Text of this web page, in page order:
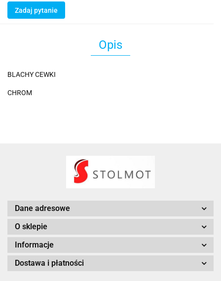
Zadaj pytanie
Opis
BLACHY CEWKI
CHROM
Dane adresowe
O sklepie
Informacje
Dostawa i płatności